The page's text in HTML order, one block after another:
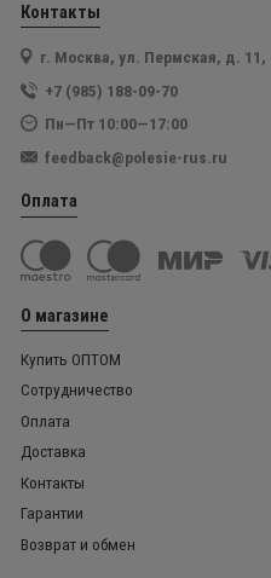
Контакты
г. Москва, ул. Пермская, д. 11,
+7 (985) 188-09-70
Пн—Пт 10:00—17:00
feedback@polesie-rus.ru
Оплата
О магазине
Купить ОПТОМ
Сотрудничество
Оплата
Доставка
Контакты
Гарантии
Возврат и обмен